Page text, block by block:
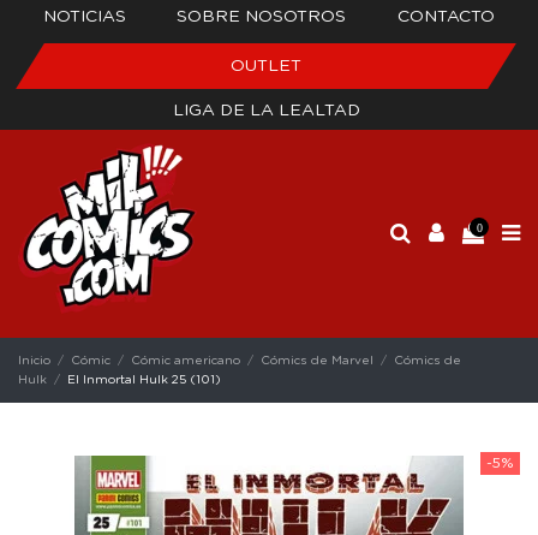
NOTICIAS SOBRE NOSOTROS CONTACTO
OUTLET
LIGA DE LA LEALTAD
0
Inicio Cómic Cómic americano Cómics de Marvel
Cómics de
Hulk
El Inmortal Hulk 25 (101)
-5%